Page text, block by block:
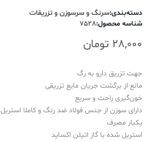
دسته‌بندی:سرنگ و سرسوزن و تزریقات
شناسه محصول:
7528
28,000 تومان
جهت تزریق دارو به رگ
مانع از برگشت جریان مایع تزریقی
خون‌گیری راحت و سریع
دارای سوزن از جنس فولاد ضد رنگ و کاملا استریل
یکبار مصرف
استریل شده با گاز اتیلن اکساید